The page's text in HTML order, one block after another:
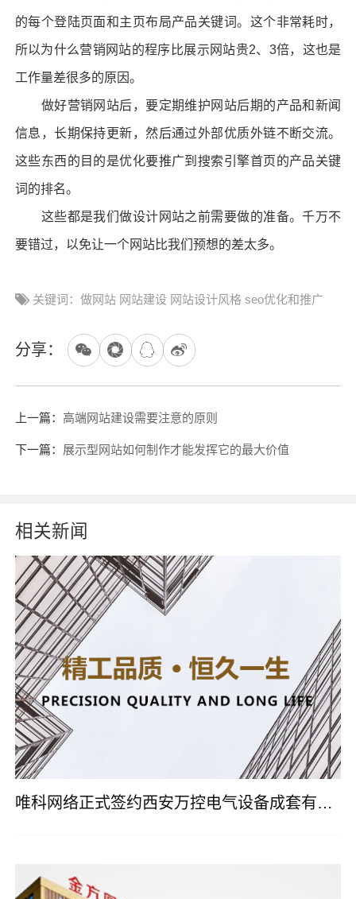
的每个登陆页面和主页布局产品关键词。这个非常耗时，
所以为什么营销网站的程序比展示网站贵2、3倍，这也是
工作量差很多的原因。
做好营销网站后，要定期维护网站后期的产品和新闻
信息，长期保持更新，然后通过外部优质外链不断交流。
这些东西的目的是优化要推广到搜索引擎首页的产品关键
词的排名。
这些都是我们做设计网站之前需要做的准备。千万不
要错过，以免让一个网站比我们预想的差太多。
关键词：做网站 网站建设 网站设计风格 seo优化和推广
分享：
上一篇： 高端网站建设需要注意的原则
下一篇： 展示型网站如何制作才能发挥它的最大价值
相关新闻
唯科网络正式签约西安万控电气设备成套有限公司网站改版建设服务